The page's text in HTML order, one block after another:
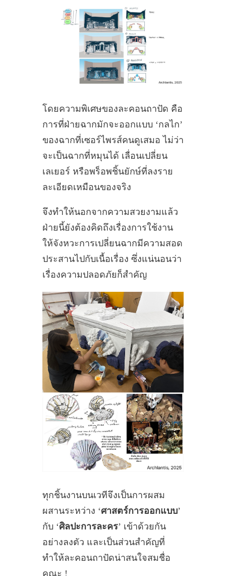
โดยความพิเศษของละคอนถาปัด คือ
การที่ฝ่ายฉากมักจะออกแบบ ‘กลไก’
ของฉากที่เซอร์ไพรส์คนดูเสมอ ไม่ว่า
จะเป็นฉากที่หมุนได้ เลื่อนเปลี่ยน
เลเยอร์ หรือพร็อพชิ้นยักษ์ที่ลงราย
ละเอียดเหมือนของจริง
จึงทำให้นอกจากความสวยงามแล้ว
ฝ่ายนี้ยังต้องคิดถึงเรื่องการใช้งาน
ให้จังหวะการเปลี่ยนฉากมีความสอด
ประสานไปกับเนื้อเรื่อง ซึ่งแน่นอนว่า
เรื่องความปลอดภัยก็สำคัญ
ทุกชิ้นงานบนเวทีจึงเป็นการผสม
ผสานระหว่าง ‘ศาสตร์การออกแบบ’
กับ ‘ศิลปะการละคร’ เข้าด้วยกัน
อย่างลงตัว และเป็นส่วนสำคัญที่
ทำให้ละคอนถาปัดน่าสนใจสมชื่อ
คณะ !